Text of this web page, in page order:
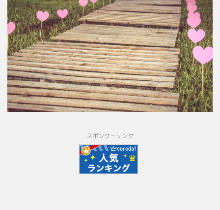
スポンサーリンク